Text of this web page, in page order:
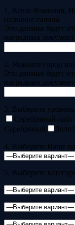
1. Ваши Фамилия,
название салона
Эти данные будут
наградных
2. Укажите город
Эти данные будут
наградных
3. Выберите
Серебряный-
Серебряный
4. Выберите Ваше
5. Выберите